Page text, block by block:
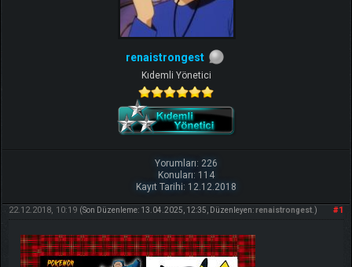
renaistrongest
Kıdemli Yönetici
Yorumları: 226
Konuları: 114
Kayıt Tarihi: 12.12.2018
#1
22.12.2018, 10:19 (Son Düzenleme: 13.04.2025, 12:35, Düzenleyen:renaistrongest.)